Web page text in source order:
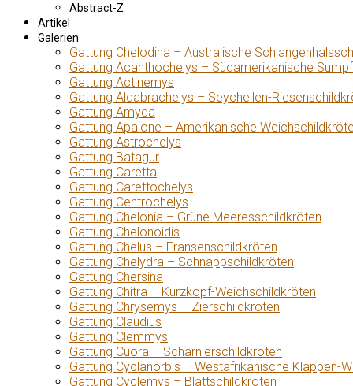
Abstract-Z
Artikel
Galerien
Gattung Chelodina – Australische
Gattung Acanthochelys – Südamerikanische
Gattung Actinemys
Gattung Aldabrachelys – Seychellen-
Gattung Amyda
Gattung Apalone – Amerikanische
Gattung Astrochelys
Gattung Batagur
Gattung Caretta
Gattung Carettochelys
Gattung Centrochelys
Gattung Chelonia – Grüne Meeresschildkröten
Gattung Chelonoidis
Gattung Chelus – Fransenschildkröten
Gattung Chelydra – Schnappschildkröten
Gattung Chersina
Gattung Chitra – Kurzkopf-Weichschildkröten
Gattung Chrysemys – Zierschildkröten
Gattung Claudius
Gattung Clemmys
Gattung Cuora – Scharnierschildkröten
Gattung Cyclanorbis – Westafrikanische Klappen-
Gattung Cyclemys – Blattschildkröten